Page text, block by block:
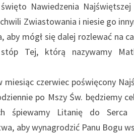
Nawiedzenia
Zwiastowania i niesie go
aby mógł się dalej rozlewać na
Tej, którą nazywamy
czerwiec poświęcony
po Mszy Św. będziemy
śpiewamy Litanię do Serca
aby wynagrodzić Panu Bogu